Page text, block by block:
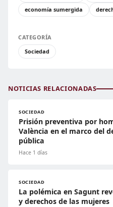
economía sumergida
CATEGORÍA
Sociedad
NOTICIAS RELACIONADAS
SOCIEDAD
Prisión preventiva por
València en el marco del
pública
Hace 1 días
SOCIEDAD
La polémica en Sagunt
y derechos de las mujeres